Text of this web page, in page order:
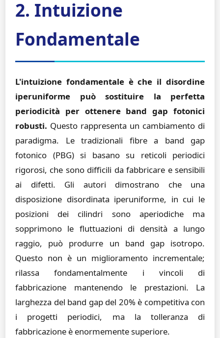
2. Intuizione
Fondamentale
L'intuizione fondamentale è che il disordine
iperuniforme può sostituire la perfetta
periodicità per ottenere band gap fotonici
robusti. Questo rappresenta un cambiamento di
paradigma. Le tradizionali fibre a band gap
fotonico (PBG) si basano su reticoli periodici
rigorosi, che sono difficili da fabbricare e sensibili
ai difetti. Gli autori dimostrano che una
disposizione disordinata iperuniforme, in cui le
posizioni dei cilindri sono aperiodiche ma
sopprimono le fluttuazioni di densità a lungo
raggio, può produrre un band gap isotropo.
Questo non è un miglioramento incrementale;
rilassa fondamentalmente i vincoli di
fabbricazione mantenendo le prestazioni. La
larghezza del band gap del 20% è competitiva con
i progetti periodici, ma la tolleranza di
fabbricazione è enormemente superiore.